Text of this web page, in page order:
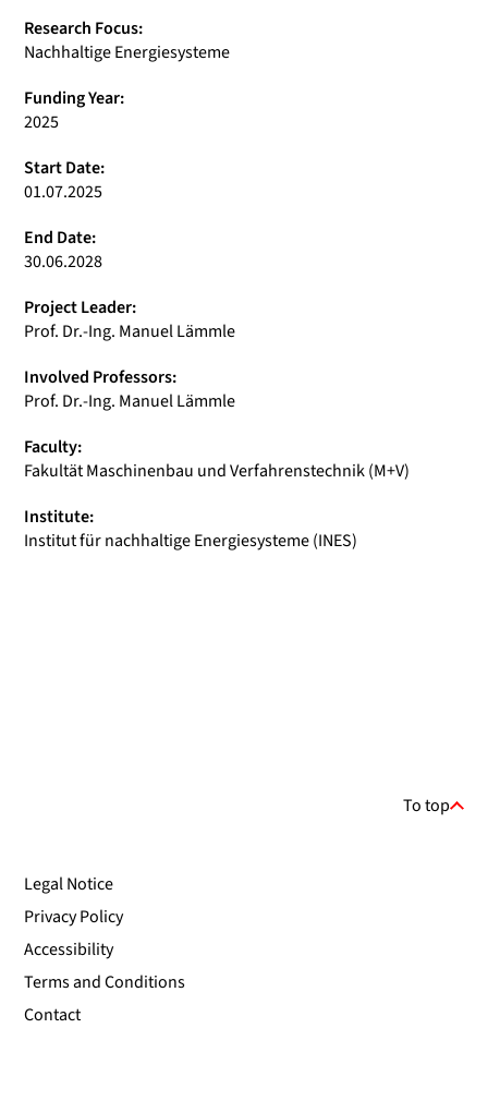
Research Focus:
Nachhaltige Energiesysteme
Funding Year:
2025
Start Date:
01.07.2025
End Date:
30.06.2028
Project Leader:
Prof. Dr.-Ing. Manuel Lämmle
Involved Professors:
Prof. Dr.-Ing. Manuel Lämmle
Faculty:
Fakultät Maschinenbau und Verfahrenstechnik (M+V)
Institute:
Institut für nachhaltige Energiesysteme (INES)
To top
Legal Notice
Privacy Policy
Accessibility
Terms and Conditions
Contact